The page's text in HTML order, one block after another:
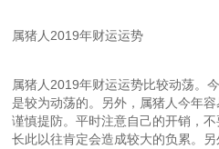
属猪人2019年财运运势
属猪人2019年财运运势比较动荡。
是较为动荡的。另外，属猪人今年
谨慎提防。平时注意自己的开销，
长此以往肯定会造成较大的负累。